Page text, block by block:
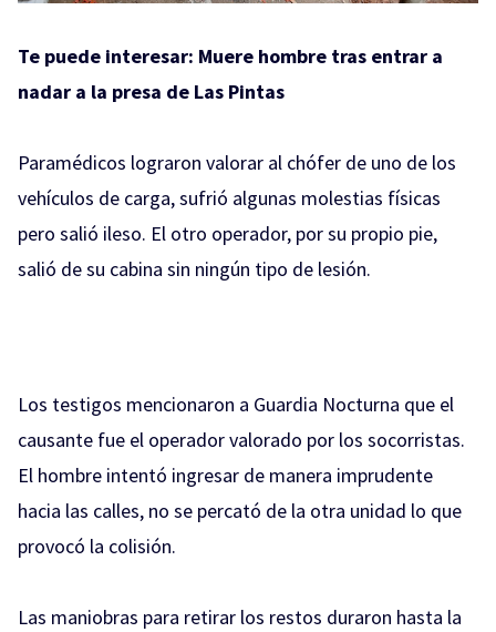
Te puede interesar: Muere hombre tras entrar a
nadar a la presa de Las Pintas
Paramédicos lograron valorar al chófer de uno de los
vehículos de carga, sufrió algunas molestias físicas
pero salió ileso. El otro operador, por su propio pie,
salió de su cabina sin ningún tipo de lesión.
Los testigos mencionaron a Guardia Nocturna que el
causante fue el operador valorado por los socorristas.
El hombre intentó ingresar de manera imprudente
hacia las calles, no se percató de la otra unidad lo que
provocó la colisión.
Las maniobras para retirar los restos duraron hasta la